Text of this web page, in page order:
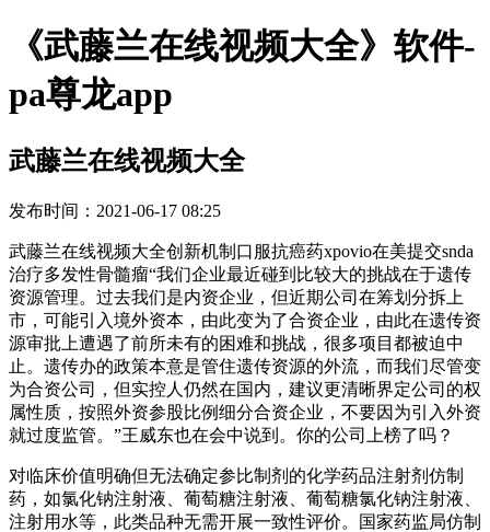
《武藤兰在线视频大全》软件-
pa尊龙app
武藤兰在线视频大全
发布时间：2021-06-17 08:25
武藤兰在线视频大全创新机制口服抗癌药xpovio在美提交snda
治疗多发性骨髓瘤“我们企业最近碰到比较大的挑战在于遗传
资源管理。过去我们是内资企业，但近期公司在筹划分拆上
市，可能引入境外资本，由此变为了合资企业，由此在遗传资
源审批上遭遇了前所未有的困难和挑战，很多项目都被迫中
止。遗传办的政策本意是管住遗传资源的外流，而我们尽管变
为合资公司，但实控人仍然在国内，建议更清晰界定公司的权
属性质，按照外资参股比例细分合资企业，不要因为引入外资
就过度监管。”王威东也在会中说到。你的公司上榜了吗？
对临床价值明确但无法确定参比制剂的化学药品注射剂仿制
药，如氯化钠注射液、葡萄糖注射液、葡萄糖氯化钠注射液、
注射用水等，此类品种无需开展一致性评价。国家药监局仿制